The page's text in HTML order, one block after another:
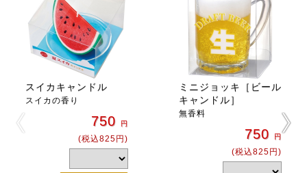
スイカキャンドル
スイカの香り
750 円
(税込825円)
ミニジョッキ［ビール
キャンドル］
無香料
750 円
(税込825円)